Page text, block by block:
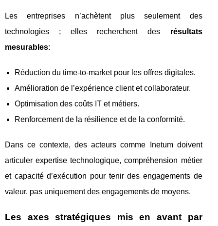
Les entreprises n’achètent plus seulement des
technologies ; elles recherchent des résultats
mesurables:
Réduction du time-to-market pour les offres digitales.
Amélioration de l’expérience client et collaborateur.
Optimisation des coûts IT et métiers.
Renforcement de la résilience et de la conformité.
Dans ce contexte, des acteurs comme Inetum doivent
articuler expertise technologique, compréhension métier
et capacité d’exécution pour tenir des engagements de
valeur, pas uniquement des engagements de moyens.
Les axes stratégiques mis en avant par